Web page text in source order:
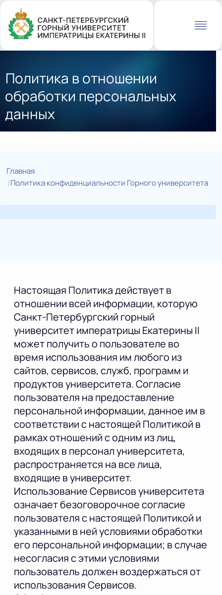
Перейти
основному
содержанию
Политика в отношении
обработки персональных
данных
Главная
Политика конфиденциальности Горного университета
Настоящая Политика действует в
отношении всей информации, которую
Санкт-Петербургский горный
университет императрицы Екатерины II
может получить о пользователе во
время использования им любого из
сайтов, сервисов, служб, программ и
продуктов университета. Согласие
пользователя на предоставление
персональной информации, данное им в
соответствии с настоящей Политикой в
рамках отношений с одним из лиц,
входящих в персонал университета,
распространяется на все лица,
входящие в университет.
Использование Сервисов университета
означает безоговорочное согласие
пользователя с настоящей Политикой и
указанными в ней условиями обработки
его персональной информации; в случае
несогласия с этими условиями
пользователь должен воздержаться от
использования Сервисов.